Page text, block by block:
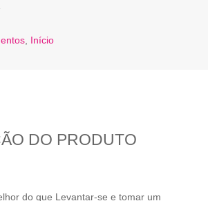
Início
DO PRODUTO
do que Levantar-se e tomar um